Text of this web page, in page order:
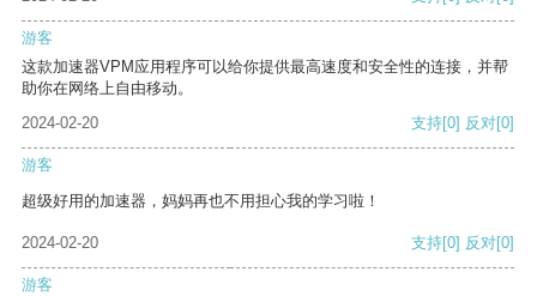
游客
这款加速器VPM应用程序可以给你提供最高速度和安全性的连接，并帮
助你在网络上自由移动。
2024-02-20
支持[0] 反对[0]
游客
超级好用的加速器，妈妈再也不用担心我的学习啦！
2024-02-20 支持[0] 反对[0]
游客